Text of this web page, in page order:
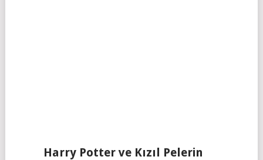
Harry Potter ve Kızıl Pelerin